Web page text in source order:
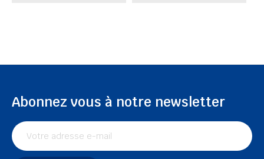
Abonnez vous à notre newsletter